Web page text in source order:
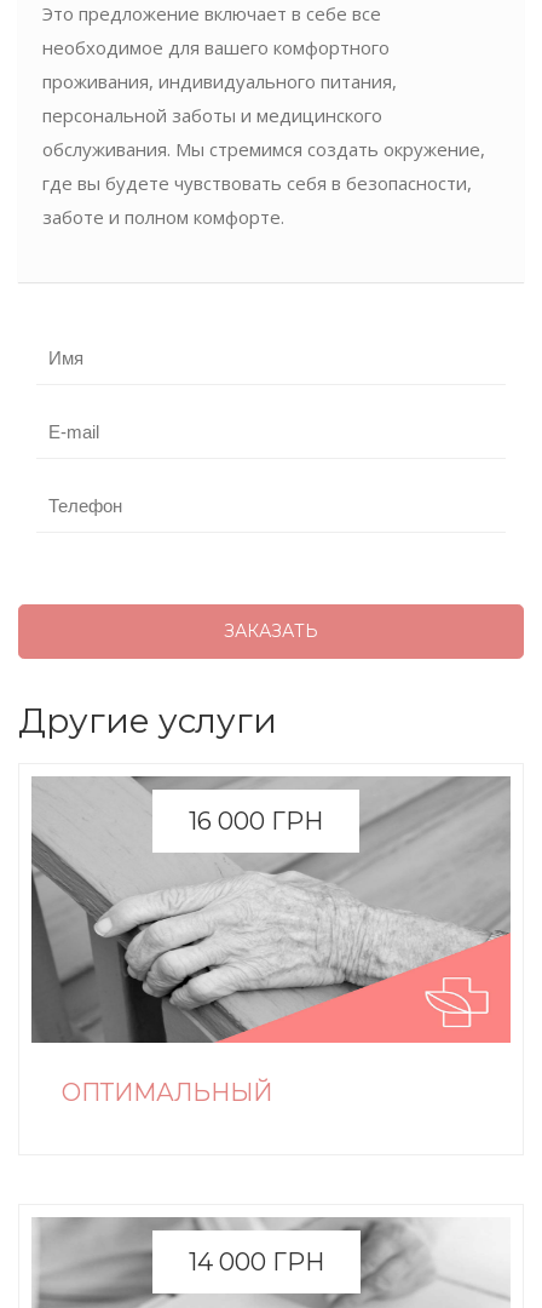
Это предложение включает в себе все
необходимое для вашего комфортного
проживания, индивидуального питания,
персональной заботы и медицинского
обслуживания. Мы стремимся создать окружение,
где вы будете чувствовать себя в безопасности,
заботе и полном комфорте.
Другие услуги
16 000 ГРН
ОПТИМАЛЬНЫЙ
14 000 ГРН